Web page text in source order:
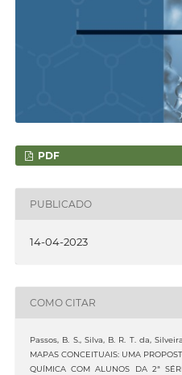
PDF
PUBLICADO
14-04-2023
COMO CITAR
Passos, B. S., Silva, B. R. T. da,
MAPAS CONCEITUAIS: UMA
QUÍMICA COM ALUNOS DA 2ª